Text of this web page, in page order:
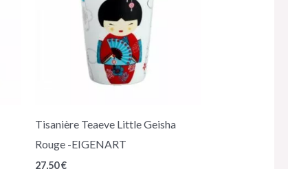
Tisanière Teaeve Little Geisha
Rouge -EIGENART
27,50€